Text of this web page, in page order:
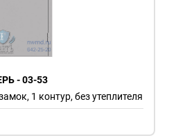
- 03-53
1 контур, без утеплителя